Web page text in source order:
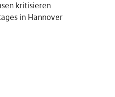
kritisieren
in Hannover